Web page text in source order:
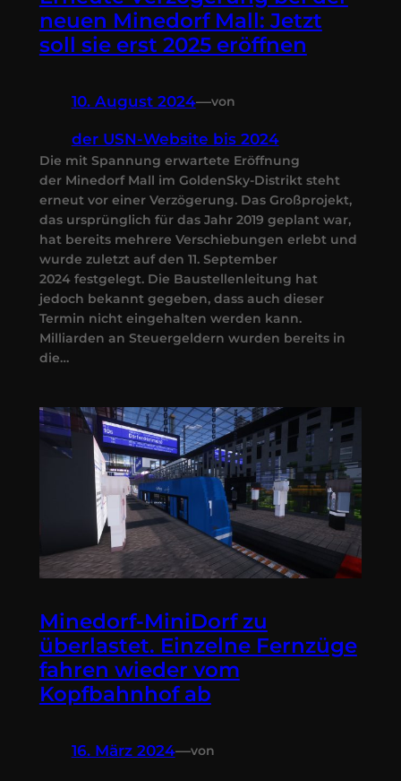
neuen Minedorf Mall: Jetzt
soll sie erst 2025 eröffnen
10. August 2024—von
der USN-Website bis 2024
Die mit Spannung erwartete Eröffnung
der Minedorf Mall im GoldenSky-Distrikt steht
erneut vor einer Verzögerung. Das Großprojekt,
das ursprünglich für das Jahr 2019 geplant war,
hat bereits mehrere Verschiebungen erlebt und
wurde zuletzt auf den 11. September
2024 festgelegt. Die Baustellenleitung hat
jedoch bekannt gegeben, dass auch dieser
Termin nicht eingehalten werden kann.
Milliarden an Steuergeldern wurden bereits in
die…
Minedorf-MiniDorf zu
überlastet. Einzelne Fernzüge
fahren wieder vom
Kopfbahnhof ab
16. März 2024—von